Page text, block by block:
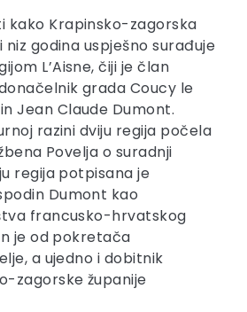
kako Krapinsko-zagorska
niz godina uspješno surađuje
L’Aisne, čiji je član
grada Coucy le
Jean Claude Dumont.
razini dviju regija počela
Povelja o suradnji
regija potpisana je
Dumont kao
francusko-hrvatskog
je od pokretača
a ujedno i dobitnik
zagorske županije